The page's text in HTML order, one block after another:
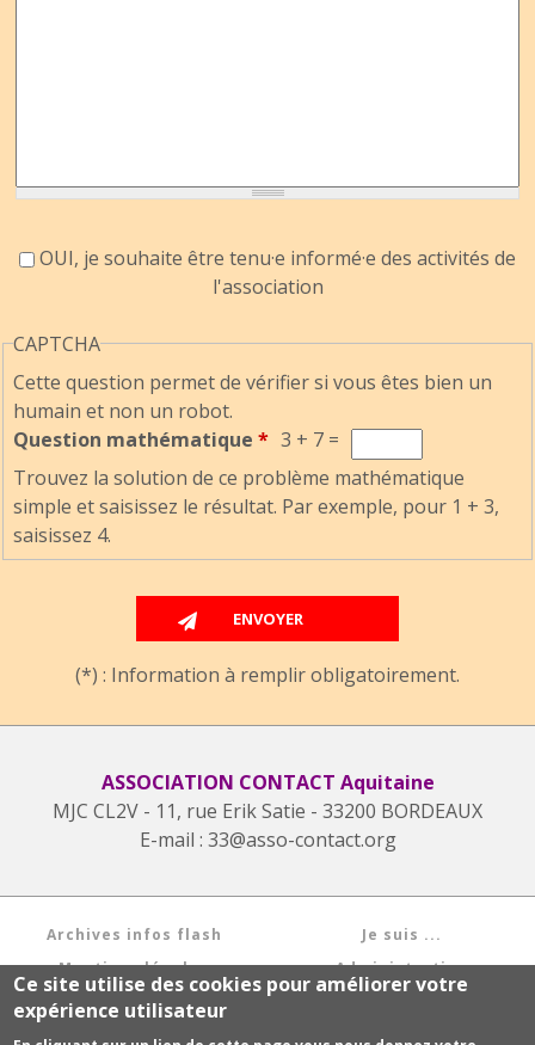
Accord information
OUI, je souhaite être tenu·e informé·e des activités de
l'association
CAPTCHA
Cette question permet de vérifier si vous êtes bien un
humain et non un robot.
Question mathématique * 3 + 7 =
Trouvez la solution de ce problème mathématique
simple et saisissez le résultat. Par exemple, pour 1 + 3,
saisissez 4.
(*) : Information à remplir obligatoirement.
ASSOCIATION CONTACT Aquitaine
MJC CL2V - 11, rue Erik Satie - 33200 BORDEAUX
E-mail : 33@asso-contact.org
Archives infos flash
Je suis ...
Mentions légales
Administration
Ce site utilise des cookies pour améliorer votre
expérience utilisateur